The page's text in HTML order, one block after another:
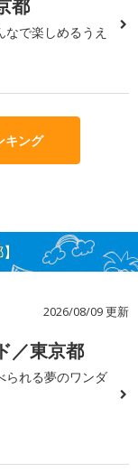
都
で楽しめるうえ
キング
2026/08/09 更新
／東京都
られる夢のワンダ